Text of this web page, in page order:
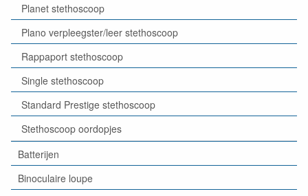
Planet stethoscoop
Plano verpleegster/leer stethoscoop
Rappaport stethoscoop
Single stethoscoop
Standard Prestige stethoscoop
Stethoscoop oordopjes
Batterijen
Binoculaire loupe